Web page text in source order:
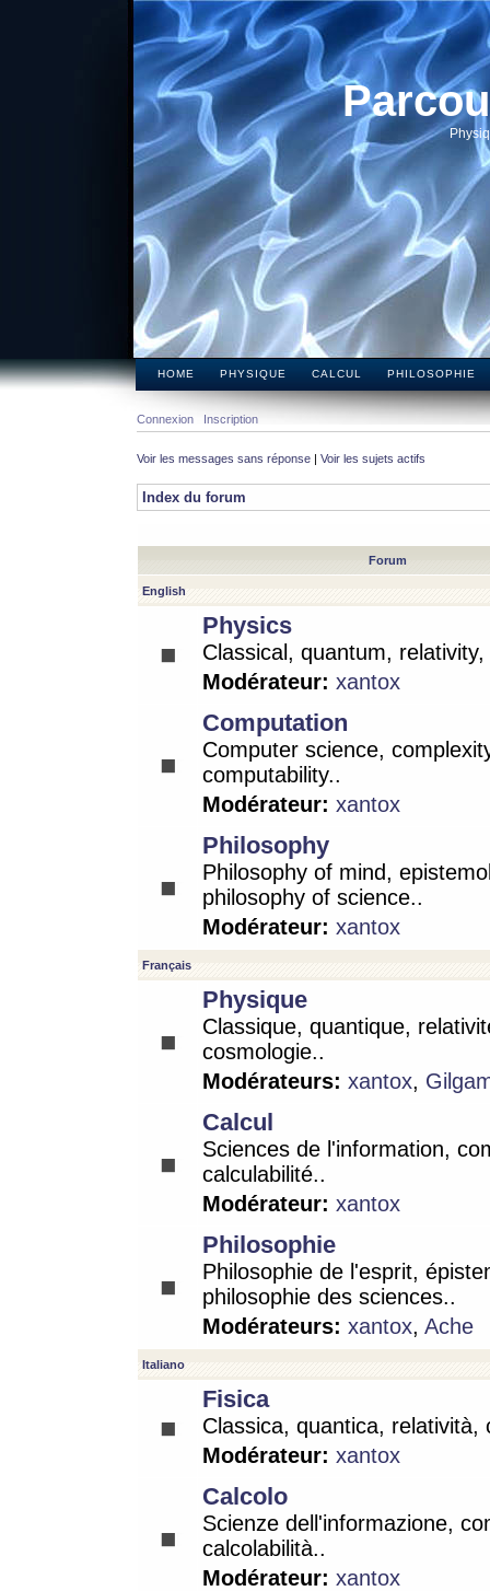
HOME PHYSIQUE CALCUL PHILOSOPHIE
Connexion Inscription
Voir les messages sans réponse | Voir les sujets actifs
Index du forum
Forum
English
Physics
Classical, quantum,
Modérateur: xantox
Computation
Computer science,
computability..
Modérateur: xantox
Philosophy
Philosophy of mind,
philosophy of science..
Modérateur: xantox
Français
Physique
Classique, quantique,
cosmologie..
Modérateurs: xantox,
Calcul
Sciences de l'information,
calculabilité..
Modérateur: xantox
Philosophie
Philosophie de l'esprit,
philosophie des sciences..
Modérateurs: xantox, Ache
Italiano
Fisica
Classica, quantica, relatività,
Modérateur: xantox
Calcolo
Scienze dell'informazione,
calcolabilità..
Modérateur: xantox